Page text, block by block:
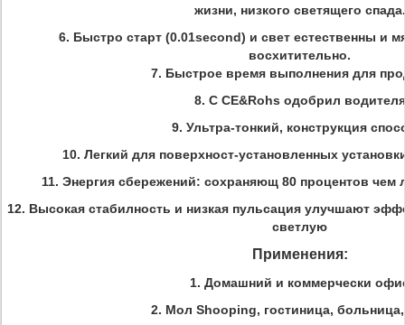
жизни, низкого светящего спада.
6. Быстро старт (0.01second) и свет естественны и
восхитительно.
7. Быстрое время выполнения для
8. С CE&Rohs одобрил водителя
9. Ультра-тонкий, конструкция
10. Легкий для поверхност-установленных
11. Энергия сбережений: сохраняющ 80 процентов
12. Высокая стабилность и низкая пульсация улучшают
светлую
Применения:
1. Домашний и коммерчески
2. Мол Shooping, гостиница,